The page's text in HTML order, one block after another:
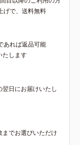
げで、送料無料
あれば返品可能
たします
日にお届けいたし
でお選びいただけ